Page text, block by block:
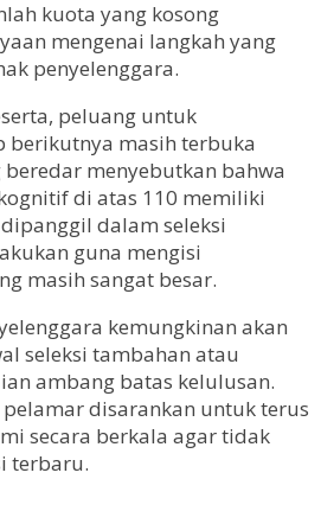
kuota yang kosong
mengenai langkah yang
penyelenggara.
peluang untuk
berikutnya masih terbuka
menyebutkan bahwa
di atas 110 memiliki
dalam seleksi
guna mengisi
masih sangat besar.
kemungkinan akan
seleksi tambahan atau
ambang batas kelulusan.
disarankan untuk terus
secara berkala agar tidak
terbaru.